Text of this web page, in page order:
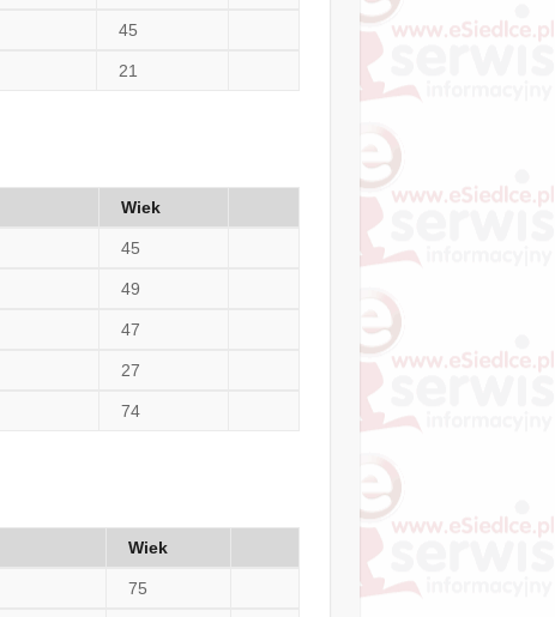
45
21
Wiek
45
49
47
27
74
Wiek
75